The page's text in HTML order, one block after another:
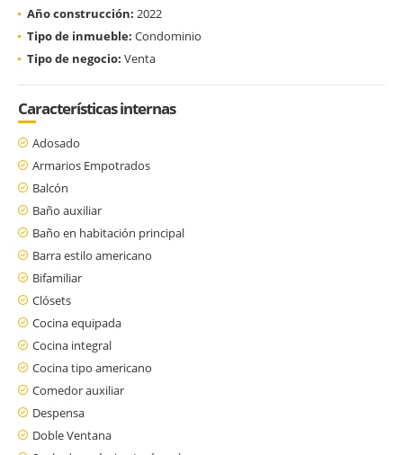
Año construcción: 2022
Tipo de inmueble: Condominio
Tipo de negocio: Venta
Características internas
Adosado
Armarios Empotrados
Balcón
Baño auxiliar
Baño en habitación principal
Barra estilo americano
Bifamiliar
Clósets
Cocina equipada
Cocina integral
Cocina tipo americano
Comedor auxiliar
Despensa
Doble Ventana